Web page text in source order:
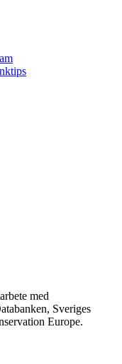
med
Sveriges
Europe.